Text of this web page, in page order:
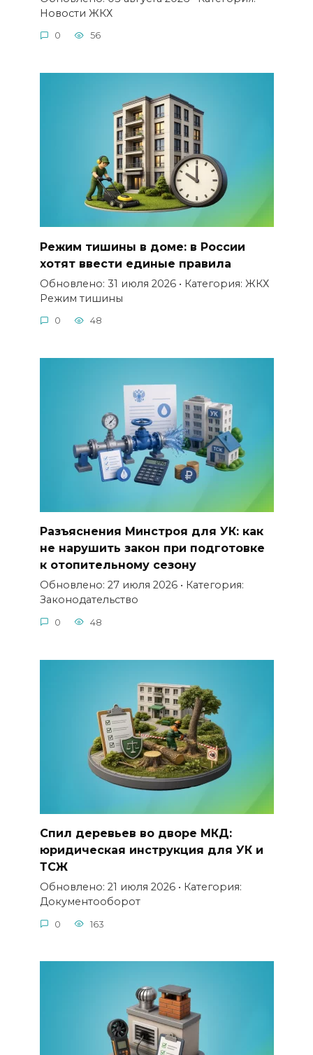
Новости ЖКХ
0 56
Режим тишины в доме: в России
хотят ввести единые правила
Обновлено: 31 июля 2026 • Категория: ЖКХ
Режим тишины
0 48
Разъяснения Минстроя для УК: как
не нарушить закон при подготовке
к отопительному сезону
Обновлено: 27 июля 2026 • Категория:
Законодательство
0 48
Спил деревьев во дворе МКД:
юридическая инструкция для УК и
ТСЖ
Обновлено: 21 июля 2026 • Категория:
Документооборот
0 163